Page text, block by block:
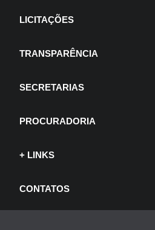
LICITAÇÕES
TRANSPARÊNCIA
SECRETARIAS
PROCURADORIA
+ LINKS
CONTATOS